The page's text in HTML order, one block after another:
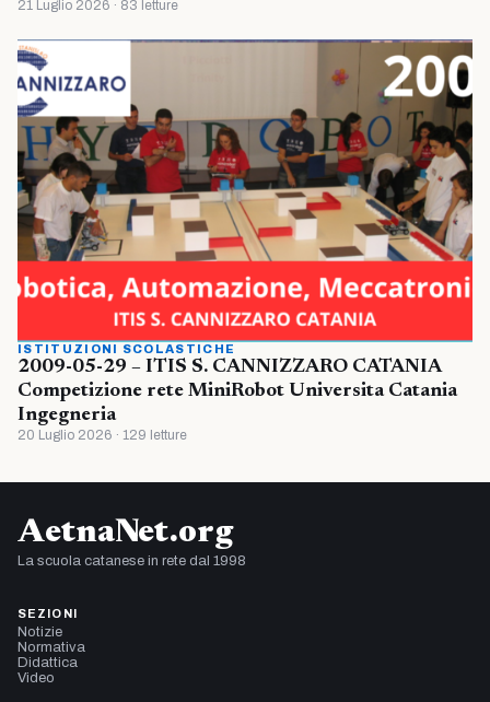
21 Luglio 2026 · 83 letture
ISTITUZIONI SCOLASTICHE
2009-05-29 – ITIS S. CANNIZZARO CATANIA
Competizione rete MiniRobot Universita Catania
Ingegneria
20 Luglio 2026 · 129 letture
AetnaNet.org
La scuola catanese in rete dal 1998
SEZIONI
Notizie
Normativa
Didattica
Video